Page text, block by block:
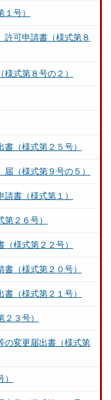
号）
許可申請書（様式第８
式第８号の２）
（様式第２５号）
（様式第９号の５）
書（様式第１）
２６号）
様式第２２号）
（様式第２０号）
（様式第２１号）
３号）
の変更届出書（様式第